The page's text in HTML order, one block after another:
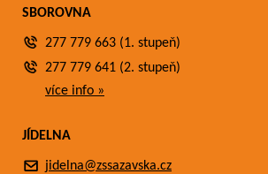
SBOROVNA
277 779 663 (1. stupeň)
277 779 641 (2. stupeň)
více info »
JÍDELNA
jidelna@zssazavska.cz